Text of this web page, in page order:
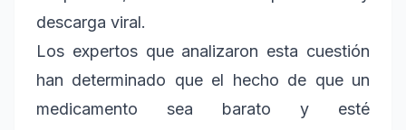
descarga viral.
Los expertos que analizaron esta cuestión
han determinado que el hecho de que un
medicamento sea barato y esté